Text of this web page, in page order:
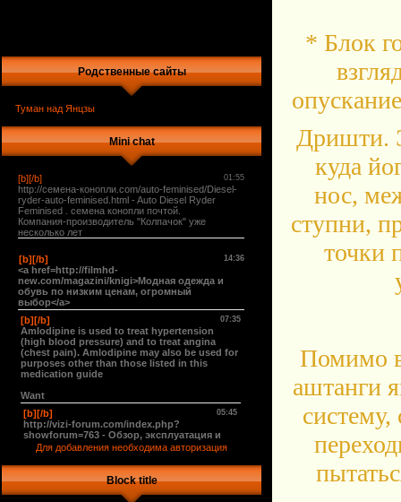
Родственные сайты
Туман над Янцзы
Mini chat
Для добавления необходима авторизация
Block title
* Блок
Дришти.
куда
нос,
ступни,
точки
Помимо
аштанги